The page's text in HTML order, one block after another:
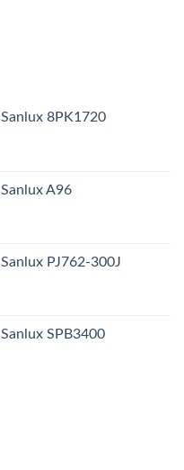
8PK1720
A96
PJ762-300J
SPB3400